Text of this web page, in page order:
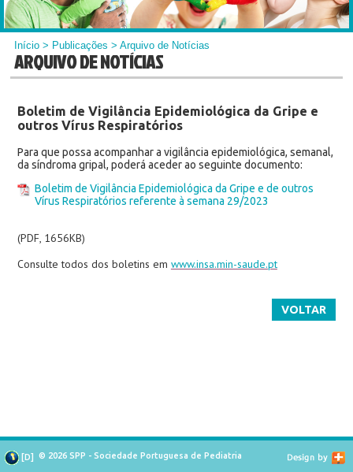
Início > Publicações > Arquivo de Notícias
ARQUIVO DE NOTÍCIAS
Boletim de Vigilância Epidemiológica da Gripe e
outros Vírus Respiratórios
Para que possa acompanhar a vigilância epidemiológica, semanal,
da síndroma gripal, poderá aceder ao seguinte documento:
Boletim de Vigilância Epidemiológica da Gripe e de outros
Vírus Respiratórios referente à semana 29/2023
(PDF, 1656KB)
Consulte todos dos boletins em www.insa.min-saude.pt
VOLTAR
[D] © 2026 SPP - Sociedade Portuguesa de Pediatria